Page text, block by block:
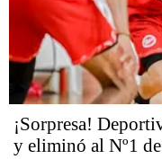
¡Sorpresa!
y eliminó al Nº1